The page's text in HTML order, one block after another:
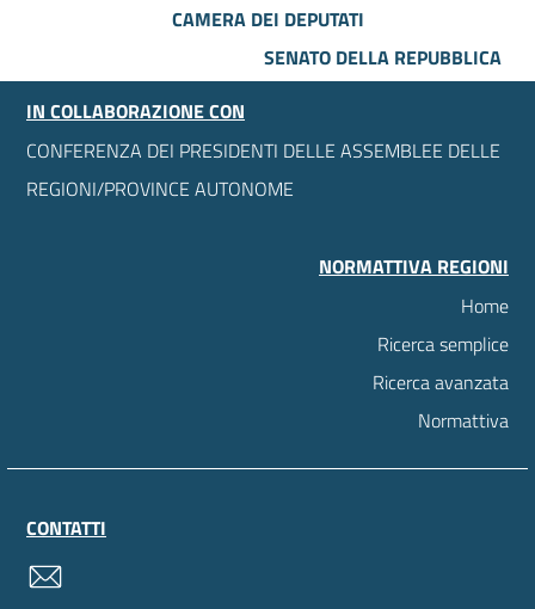
CAMERA DEI DEPUTATI
SENATO DELLA REPUBBLICA
IN COLLABORAZIONE CON
CONFERENZA DEI PRESIDENTI DELLE ASSEMBLEE DELLE
REGIONI/PROVINCE AUTONOME
NORMATTIVA REGIONI
Home
Ricerca semplice
Ricerca avanzata
Normattiva
CONTATTI